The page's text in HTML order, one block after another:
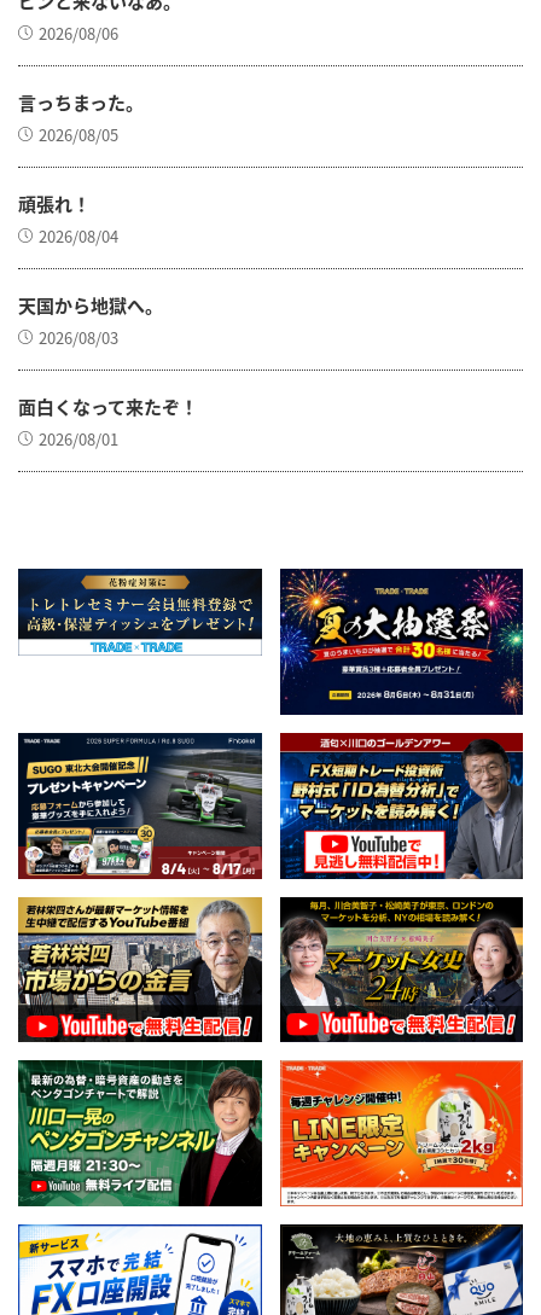
2026/08/06
言っちまった。
2026/08/05
頑張れ！
2026/08/04
天国から地獄へ。
2026/08/03
面白くなって来たぞ！
2026/08/01